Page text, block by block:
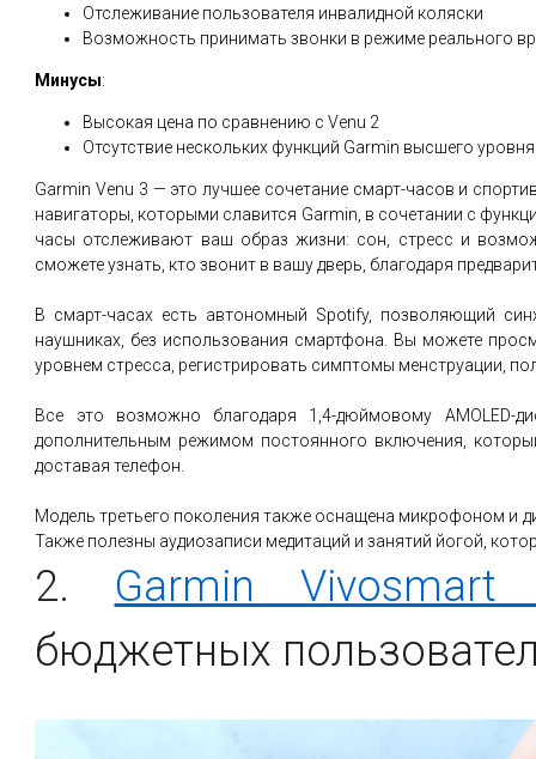
Отслеживание пользователя инвалидной коляски
Возможность принимать звонки в режиме реального
Минусы:
Высокая цена по сравнению с Venu 2
Отсутствие нескольких функций Garmin высшего уровня
Garmin Venu 3 — это лучшее сочетание смарт-часов и
навигаторы, которыми славится Garmin, в сочетании с
часы отслеживают ваш образ жизни: сон, стресс и
сможете узнать, кто звонит в вашу дверь, благодаря
В смарт-часах есть автономный Spotify, позволяющий
наушниках, без использования смартфона. Вы можете
уровнем стресса, регистрировать симптомы менструации,
Все это возможно благодаря 1,4-дюймовому AMOLED-
дополнительным режимом постоянного включения,
доставая телефон.
Модель третьего поколения также оснащена микрофоном и
Также полезны аудиозаписи медитаций и занятий йогой,
2. Garmin Vivosmart
бюджетных